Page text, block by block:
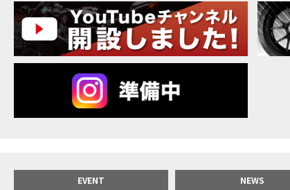
MOVIE
MOVIE
MOVIE
MOVIE
EVENT NEWS